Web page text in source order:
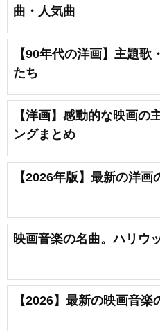
曲・人気曲
【90年代の洋画】主題
たち
【洋画】感動的な映画の
ングまとめ
【2026年版】最新の洋
映画音楽の名曲。ハリウ
【2026】最新の映画音